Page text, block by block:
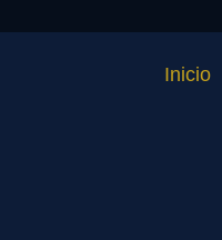
Inicio